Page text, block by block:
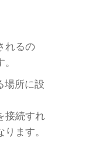
れるの
場所に設
接続すれ
ます。